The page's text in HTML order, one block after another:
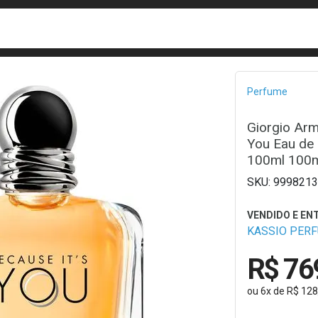
Perfume
Giorgio
You Eau
100ml
KASSIO
R$
ou 6xde R$